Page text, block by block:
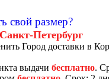
свой размер?
Санкт-Петербург
Город доставки в
выдачи бесплатно.